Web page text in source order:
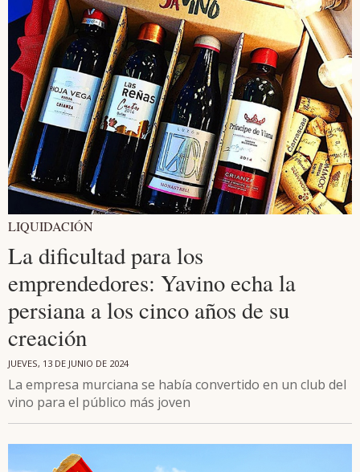
LIQUIDACIÓN
La dificultad para los
emprendedores: Yavino echa la
persiana a los cinco años de su
creación
JUEVES, 13 DE JUNIO DE 2024
La empresa murciana se había convertido en un club del
vino para el público más joven